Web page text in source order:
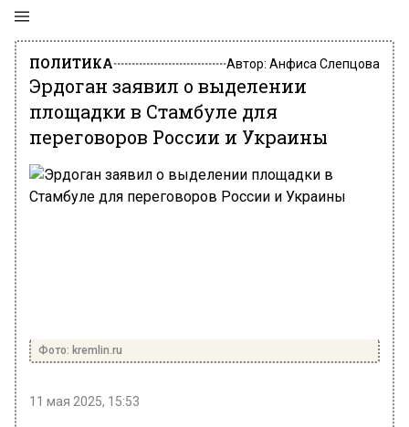
ПОЛИТИКА Автор: Анфиса Слепцова
Эрдоган заявил о выделении
площадки в Стамбуле для
переговоров России и Украины
Фото: kremlin.ru
11 мая 2025, 15:53